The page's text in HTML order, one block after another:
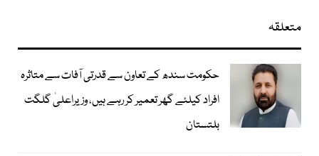
متعلقہ
حکومت سندھ کے تعاون سے قدرتی آفات سے متاثرہ
افراد کیلئے گھر تعمیر کر رہے ہیں، وزیراعلیٰ گلگت
بلتستان